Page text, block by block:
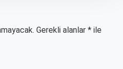
Gerekli alanlar * ile